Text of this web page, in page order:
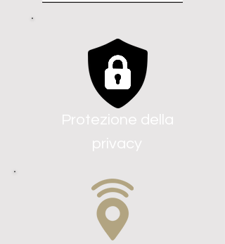
Protezione della
privacy